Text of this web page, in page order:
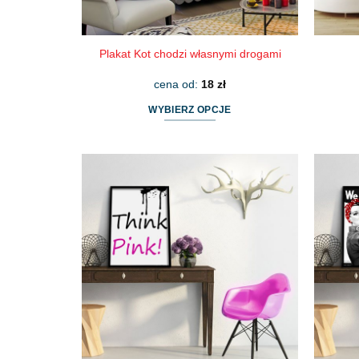
Plakat Kot chodzi własnymi drogami
cena od: 18 zł
WYBIERZ OPCJE
wiele
wariantów.
można
wybrać
stronie
produktu